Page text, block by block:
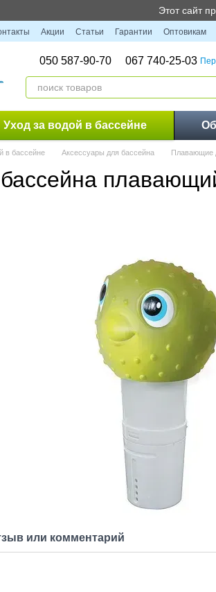
Этот сайт
Акции Статьи Гарантии Оптовикам
050 587-90-70 067 740-25-03
Уход за водой в бассейне
в бассейне Аксессуары для бассейна Плавающие
или комментарий